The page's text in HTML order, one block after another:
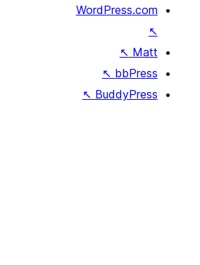
WordPress.com
↖
Matt
↖
bbPress
↖
BuddyPress
↖